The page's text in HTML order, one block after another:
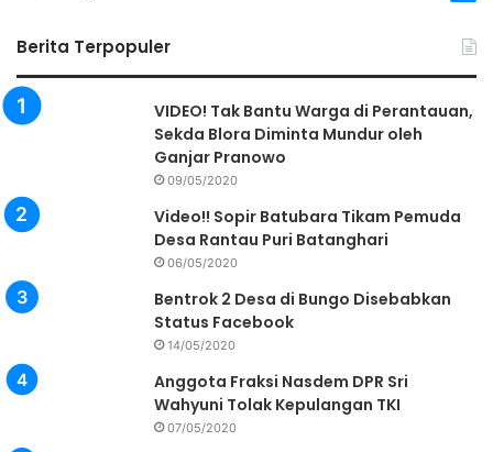
Berita Terpopuler
VIDEO! Tak Bantu Warga di Perantauan,
Sekda Blora Diminta Mundur oleh
Ganjar Pranowo
09/05/2020
Video!! Sopir Batubara Tikam Pemuda
Desa Rantau Puri Batanghari
06/05/2020
Bentrok 2 Desa di Bungo Disebabkan
Status Facebook
14/05/2020
Anggota Fraksi Nasdem DPR Sri
Wahyuni Tolak Kepulangan TKI
07/05/2020